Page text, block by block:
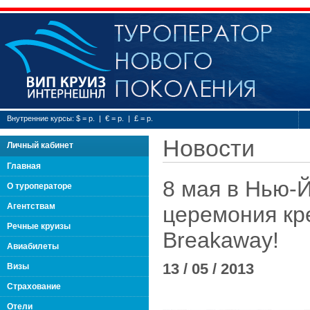
Туроператор нового
Внутренние курсы: $ = р. | € = р. | £ = р.
Личный кабинет
Главная
О туроператоре
Агентствам
Речные круизы
Авиабилеты
Визы
Страхование
Отели
Новости
8 мая в Нью-
церемония
Breakaway!
13 / 05 / 2013